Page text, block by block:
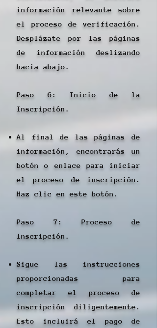
información relevante sobre
el proceso de verificación.
Desplázate por las páginas
de información deslizando
hacia abajo.
Paso 6: Inicio de la
Inscripción.
Al final de las páginas de
información, encontrarás un
botón o enlace para iniciar
el proceso de inscripción.
Haz clic en este botón.
Paso 7: Proceso de
Inscripción.
Sigue las instrucciones
proporcionadas para
completar el proceso de
inscripción diligentemente.
Esto incluirá el pago de